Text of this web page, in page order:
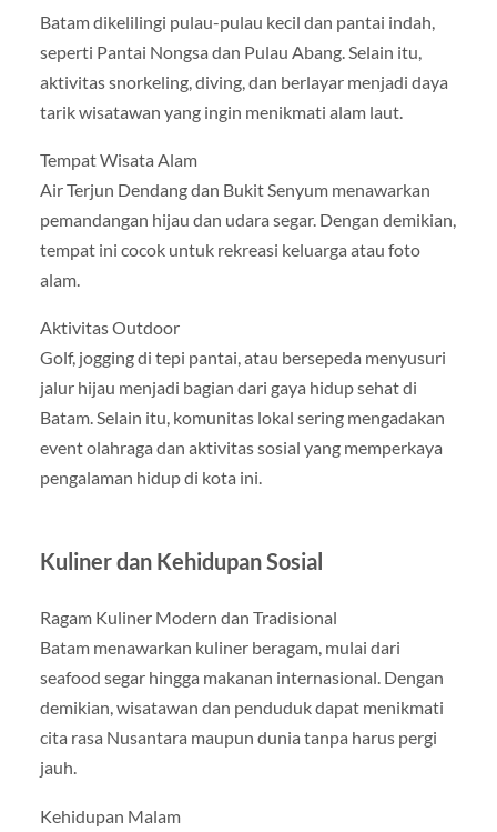
Batam dikelilingi pulau-pulau kecil dan pantai indah,
seperti Pantai Nongsa dan Pulau Abang. Selain itu,
aktivitas snorkeling, diving, dan berlayar menjadi daya
tarik wisatawan yang ingin menikmati alam laut.
Tempat Wisata Alam
Air Terjun Dendang dan Bukit Senyum menawarkan
pemandangan hijau dan udara segar. Dengan demikian,
tempat ini cocok untuk rekreasi keluarga atau foto
alam.
Aktivitas Outdoor
Golf, jogging di tepi pantai, atau bersepeda menyusuri
jalur hijau menjadi bagian dari gaya hidup sehat di
Batam. Selain itu, komunitas lokal sering mengadakan
event olahraga dan aktivitas sosial yang memperkaya
pengalaman hidup di kota ini.
Kuliner dan Kehidupan Sosial
Ragam Kuliner Modern dan Tradisional
Batam menawarkan kuliner beragam, mulai dari
seafood segar hingga makanan internasional. Dengan
demikian, wisatawan dan penduduk dapat menikmati
cita rasa Nusantara maupun dunia tanpa harus pergi
jauh.
Kehidupan Malam